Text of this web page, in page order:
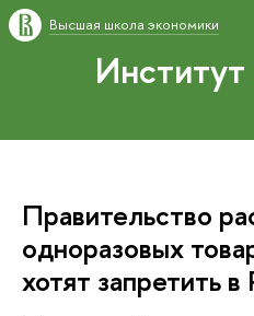
Высшая школа экономики
Институт
Правительство
одноразовых
хотят запретить в